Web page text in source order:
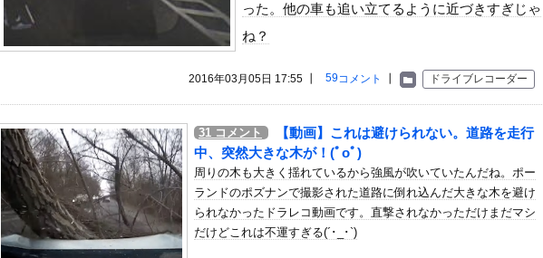
『悪役令嬢転生おじさん』6話感想 モブ令嬢に絡まれるアンナ！
【Xの車窓から】オービスかと思ったら野生の炊飯器で草 ほか
【4/4】嫁が浮気をしている。私の知らないスマホで連絡を取り合い、日中会ったりしてい...
本田望結、お○ぱいがでかすぎて浴衣を突き破ってしまう…
ラブライブ！の犬、だいたい老犬
男をゲイ化させる3代アイテム、水筒、日傘
海外「”京都の鳥”は良いぞ」小規模だけどお勧めな日本の観光名所／お店に対する海外の反...
った。他の車も追い立てるように近づきすぎじゃ
ね？
ドライブレコーダー
59コメント
2016年03月05日 17:55 ┃
31 コメント
【動画】これは避けられない。道路を走行
中、突然大きな木が！(ﾟoﾟ)
周りの木も大きく揺れているから強風が吹いていたんだね。ポー
ランドのポズナンで撮影された道路に倒れ込んだ大きな木を避け
られなかったドラレコ動画です。直撃されなかっただけまだマシ
だけどこれは不運すぎる(´･_･`)